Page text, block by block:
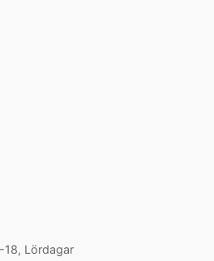
18, Lördagar